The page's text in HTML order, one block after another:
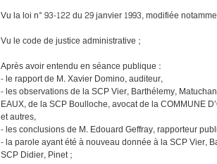
Vu la loi n° 93-122 du 29 janvier 1993, modifiée
Vu le code de justice administrative ;
Après avoir entendu en séance publique :
- le rapport de M. Xavier Domino, auditeur,
- les observations de la SCP Vier, Barthélemy,
EAUX, de la SCP Boulloche, avocat de la COMMUNE
et autres,
- les conclusions de M. Edouard Geffray, rapporteur
- la parole ayant été à nouveau donnée à la SCP Vier,
SCP Didier, Pinet ;